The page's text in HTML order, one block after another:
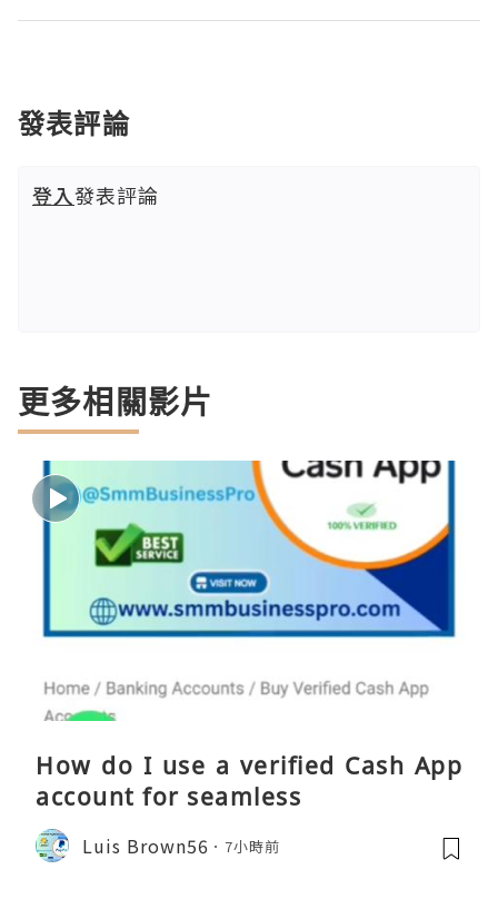
發表評論
登入發表評論
更多相關影片
How do I use a verified Cash App
account for seamless
Luis Brown56 7小時前